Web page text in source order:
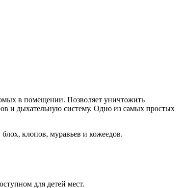
в помещении. Позволяет уничтожить
и дыхательную систему. Одно из самых простых
клопов, муравьев и кожеедов.
для детей мест.